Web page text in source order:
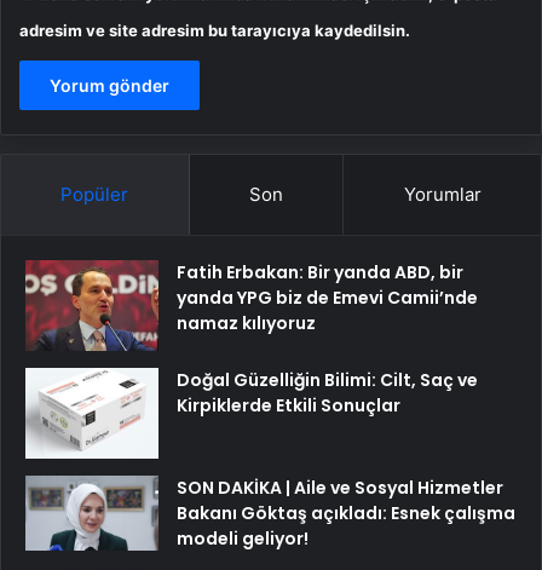
adresim ve site adresim bu tarayıcıya kaydedilsin.
Popüler Son Yorumlar
Fatih Erbakan: Bir yanda ABD, bir
yanda YPG biz de Emevi Camii’nde
namaz kılıyoruz
Doğal Güzelliğin Bilimi: Cilt, Saç ve
Kirpiklerde Etkili Sonuçlar
SON DAKİKA | Aile ve Sosyal Hizmetler
Bakanı Göktaş açıkladı: Esnek çalışma
modeli geliyor!